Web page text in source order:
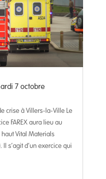
7 octobre
crise à Villers-la-Ville Le
FAREX aura lieu au
Vital Materials
s’agit d’un exercice qui